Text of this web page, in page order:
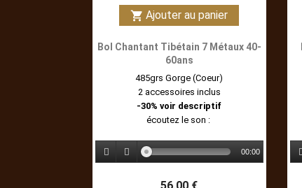
shopping_cart Ajouter au panier
Bol Chantant Tibétain 7 Métaux 40-
60ans
485grs Gorge (Coeur)
2 accessoires inclus
-30% voir descriptif
écoutez le son :
00:00